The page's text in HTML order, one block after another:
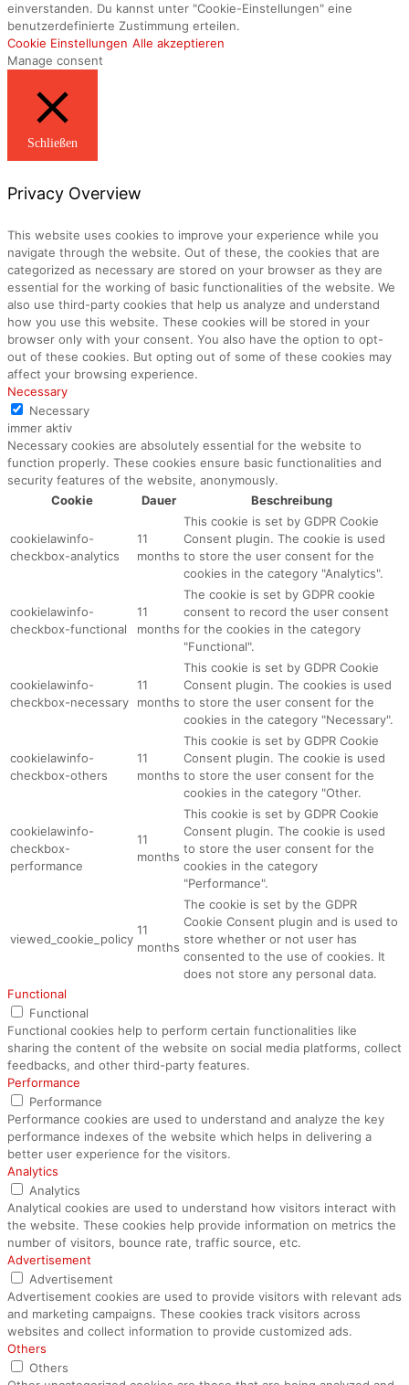
einverstanden. Du kannst unter "Cookie-Einstellungen" eine
benutzerdefinierte Zustimmung erteilen.
Cookie Einstellungen Alle akzeptieren
Manage consent
Schließen
Privacy Overview
This website uses cookies to improve your experience while you
navigate through the website. Out of these, the cookies that are
categorized as necessary are stored on your browser as they are
essential for the working of basic functionalities of the website. We
also use third-party cookies that help us analyze and understand
how you use this website. These cookies will be stored in your
browser only with your consent. You also have the option to opt-
out of these cookies. But opting out of some of these cookies may
affect your browsing experience.
Necessary
Necessary
immer aktiv
Necessary cookies are absolutely essential for the website to
function properly. These cookies ensure basic functionalities and
security features of the website, anonymously.
Cookie
Dauer Beschreibung
cookielawinfo-
checkbox-analytics
11
months
This cookie is set by GDPR Cookie
Consent plugin. The cookie is used
to store the user consent for the
cookies in the category "Analytics".
cookielawinfo-
checkbox-functional
11
months
The cookie is set by GDPR cookie
consent to record the user consent
for the cookies in the category
"Functional".
cookielawinfo-
checkbox-necessary
11
months
This cookie is set by GDPR Cookie
Consent plugin. The cookies is used
to store the user consent for the
cookies in the category "Necessary".
cookielawinfo-
checkbox-others
11
months
This cookie is set by GDPR Cookie
Consent plugin. The cookie is used
to store the user consent for the
cookies in the category "Other.
cookielawinfo-
checkbox-
performance
11
months
This cookie is set by GDPR Cookie
Consent plugin. The cookie is used
to store the user consent for the
cookies in the category
"Performance".
viewed_cookie_policy
11
months
The cookie is set by the GDPR
Cookie Consent plugin and is used to
store whether or not user has
consented to the use of cookies. It
does not store any personal data.
Functional
Functional
Functional cookies help to perform certain functionalities like
sharing the content of the website on social media platforms, collect
feedbacks, and other third-party features.
Performance
Performance
Performance cookies are used to understand and analyze the key
performance indexes of the website which helps in delivering a
better user experience for the visitors.
Analytics
Analytics
Analytical cookies are used to understand how visitors interact with
the website. These cookies help provide information on metrics the
number of visitors, bounce rate, traffic source, etc.
Advertisement
Advertisement
Advertisement cookies are used to provide visitors with relevant ads
and marketing campaigns. These cookies track visitors across
websites and collect information to provide customized ads.
Others
Others